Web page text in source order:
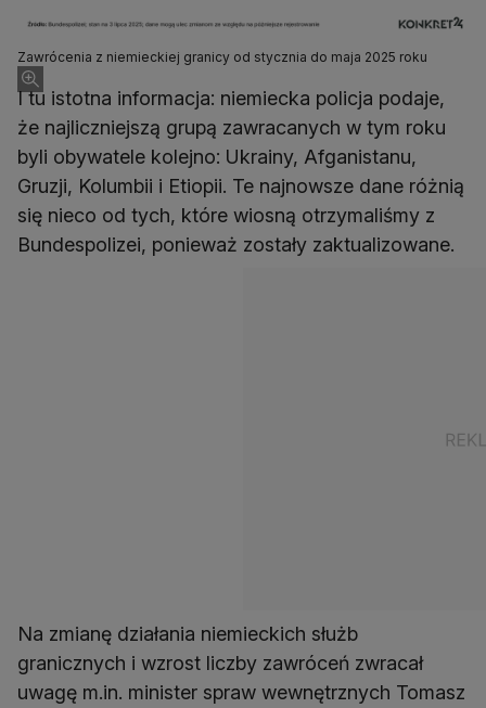
Zawrócenia z niemieckiej granicy od stycznia do maja 2025 roku
I tu istotna informacja: niemiecka policja podaje,
że najliczniejszą grupą zawracanych w tym roku
byli obywatele kolejno: Ukrainy, Afganistanu,
Gruzji, Kolumbii i Etiopii. Te najnowsze dane różnią
się nieco od tych, które wiosną otrzymaliśmy z
Bundespolizei, ponieważ zostały zaktualizowane.
Na zmianę działania niemieckich służb
granicznych i wzrost liczby zawróceń zwracał
uwagę m.in. minister spraw wewnętrznych Tomasz